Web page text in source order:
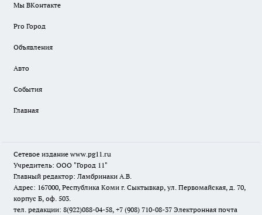
Мы ВКонтакте
Pro Город
Объявления
Авто
События
Главная
Сетевое издание www.pg11.ru
Учредитель: ООО "Город 11"
Главный редактор: Ламбринаки А.В.
Адрес: 167000, Республика Коми г. Сыктывкар, ул. Первомайская, д. 70,
корпус Б, оф. 503.
тел. редакции: 8(922)088-04-58, +7 (908) 710-08-37 Электронная почта